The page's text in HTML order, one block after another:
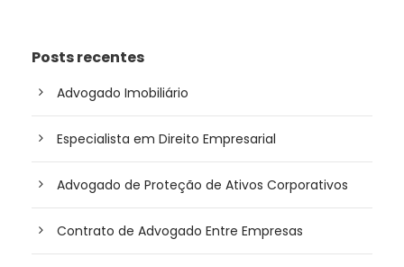
Posts recentes
Advogado Imobiliário
Especialista em Direito Empresarial
Advogado de Proteção de Ativos Corporativos
Contrato de Advogado Entre Empresas